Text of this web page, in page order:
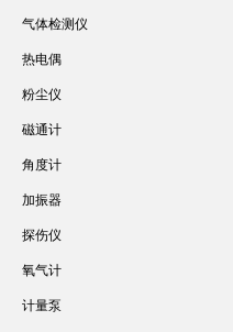
气体检测仪
热电偶
粉尘仪
磁通计
角度计
加振器
探伤仪
氧气计
计量泵